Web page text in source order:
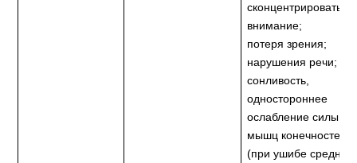
сконцентрировать
внимание;
потеря зрения;
нарушения речи;
сонливость,
одностороннее
ослабление силы
мышц конечностей
(при ушибе средней